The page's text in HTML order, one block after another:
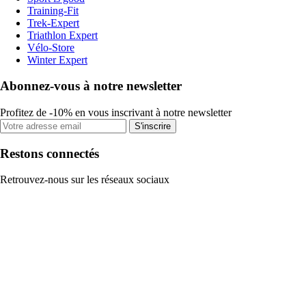
Training-Fit
Trek-Expert
Triathlon Expert
Vélo-Store
Winter Expert
Abonnez-vous à notre newsletter
Profitez de -10% en vous inscrivant à notre newsletter
S'inscrire
Restons connectés
Retrouvez-nous sur les réseaux sociaux